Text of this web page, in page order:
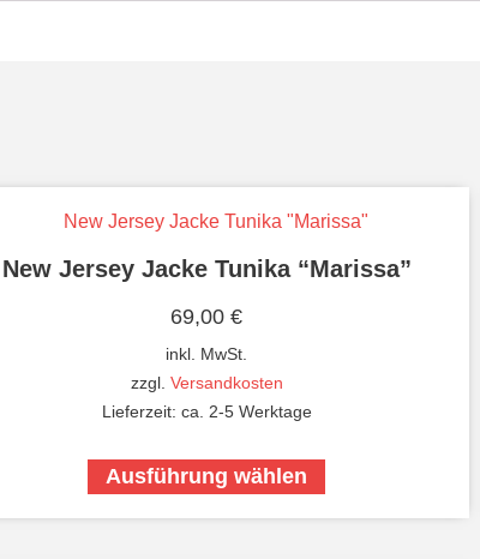
New Jersey Jacke Tunika “Marissa”
69,00 €
inkl. MwSt.
zzgl. Versandkosten
Lieferzeit: ca. 2-5 Werktage
Ausführung wählen